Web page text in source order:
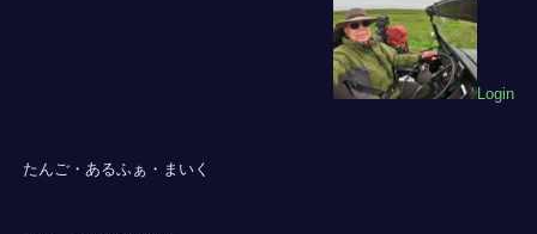
Login
たんご・あるふぁ・まいく